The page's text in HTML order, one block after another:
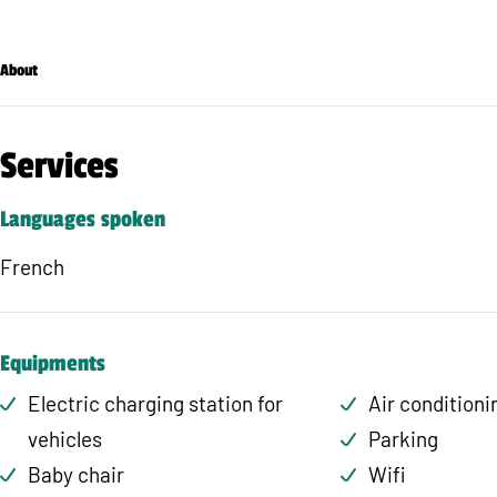
About
Services
Languages spoken
French
Equipments
Electric charging station for
vehicles
Baby chair
Air
Parking
Wifi